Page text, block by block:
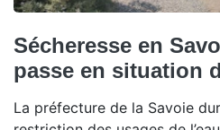
Sécheresse en
passe en situation
La préfecture de la Savoie